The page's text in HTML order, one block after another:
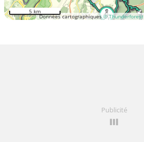
Données cartographiques© Thunderforest
5 km
Publicité